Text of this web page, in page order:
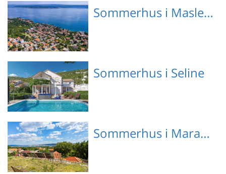
Emne nr.: 310-
HR4130.110.1
Sommerhus i Maslenica
Emne nr.: 133-CDA717 Sommerhus i Seline
Emne nr.: 133-CDN086 Sommerhus i Marasovici